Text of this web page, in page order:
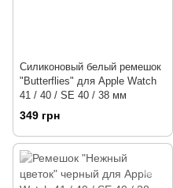
Силиконовый белый ремешок
"Butterflies" для Apple Watch
41 / 40 / SE 40 / 38 мм
349 грн